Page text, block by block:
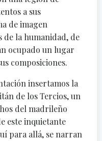
a sus
de imagen
de la humanidad, de
ocupado un lugar
composiciones.
insertamos la
de los Tercios, un
del madrileño
este inquietante
para allá, se narran